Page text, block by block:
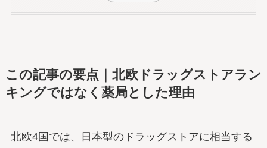
この記事の要点｜北欧ドラッグストアラン
キングではなく薬局とした理由
北欧4国では、日本型のドラッグストアに相当する